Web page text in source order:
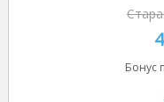
Бонус